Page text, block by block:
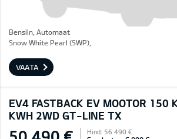
Bensiin, Automaat
Snow White Pearl (SWP),
VAATA
EV4 FASTBACK EV MOOTOR 150
KWH 2WD GT-LINE TX
Hind: 56 490 €